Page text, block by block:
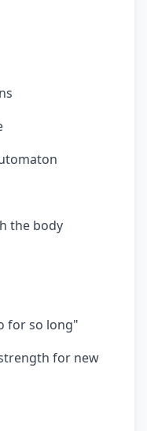
the body
for so long"
for new